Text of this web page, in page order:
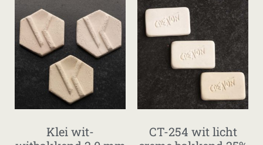
Klei wit-
CT-254 wit licht